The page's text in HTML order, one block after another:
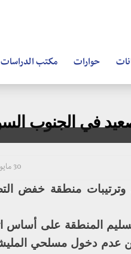
حوارات مكتب
في الجنوب
30 مايو، 2018
منطقة خفض
المنطقة على أساس
عدم دخول مسلحي